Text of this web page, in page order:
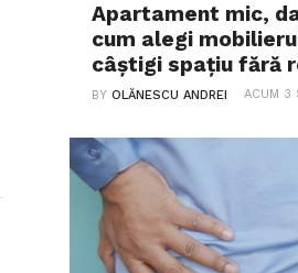
Apartament mic,
cum alegi
câștigi spațiu fără
BYOLĂNESCU ANDREI ACUM 3